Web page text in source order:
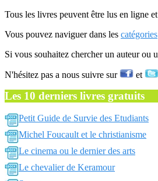
Tous les livres peuvent être lus en ligne
Vous pouvez naviguer dans les catégories
Si vous souhaitez chercher un auteur ou
N'hésitez pas a nous suivre sur et
Les 10 derniers livres gratuits
Petit Guide de Survie des Etudiants
Michel Foucault et le christianisme
Le cinema ou le dernier des arts
Le chevalier de Keramour